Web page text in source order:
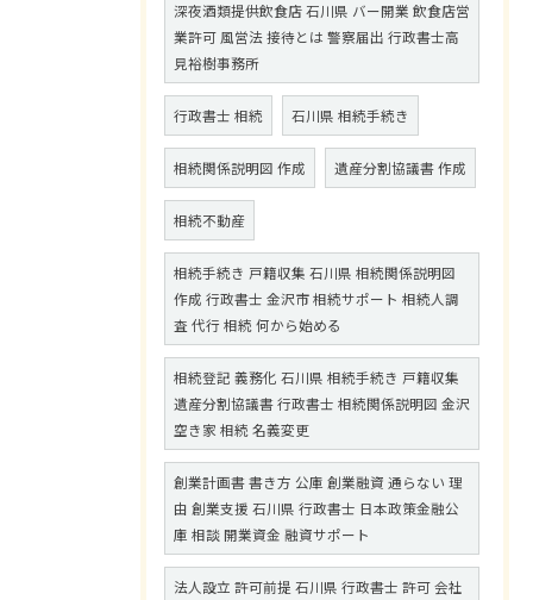
深夜酒類提供飲食店 石川県 バー開業 飲食店営
業許可 風営法 接待とは 警察届出 行政書士高
見裕樹事務所
行政書士 相続 石川県 相続手続き
相続関係説明図 作成 遺産分割協議書 作成
相続不動産
相続手続き 戸籍収集 石川県 相続関係説明図
作成 行政書士 金沢市 相続サポート 相続人調
査 代行 相続 何から始める
相続登記 義務化 石川県 相続手続き 戸籍収集
遺産分割協議書 行政書士 相続関係説明図 金沢
空き家 相続 名義変更
創業計画書 書き方 公庫 創業融資 通らない 理
由 創業支援 石川県 行政書士 日本政策金融公
庫 相談 開業資金 融資サポート
法人設立 許可前提 石川県 行政書士 許可 会社